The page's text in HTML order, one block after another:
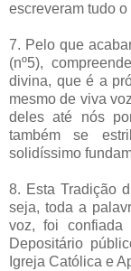
escreveram tudo
7. Pelo que
(nº5),
divina, que é a
mesmo de viva
deles até nós
também se
solidíssimo
8. Esta Tradição
seja, toda a
voz, foi
Depositário
Igreja Católica e